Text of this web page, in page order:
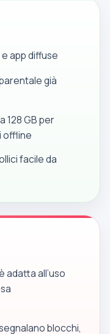
app diffuse
già
128 GB per
offline
facile da
adatta all’uso
blocchi,